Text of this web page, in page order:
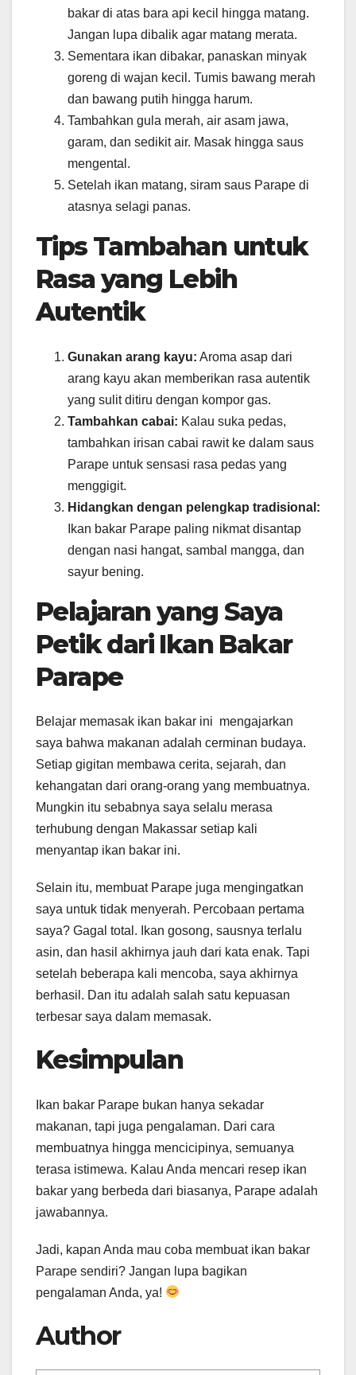
bakar di atas bara api kecil hingga matang.
Jangan lupa dibalik agar matang merata.
Sementara ikan dibakar, panaskan minyak
goreng di wajan kecil. Tumis bawang merah
dan bawang putih hingga harum.
Tambahkan gula merah, air asam jawa,
garam, dan sedikit air. Masak hingga saus
mengental.
Setelah ikan matang, siram saus Parape di
atasnya selagi panas.
Tips Tambahan untuk
Rasa yang Lebih
Autentik
Gunakan arang kayu: Aroma asap dari
arang kayu akan memberikan rasa autentik
yang sulit ditiru dengan kompor gas.
Tambahkan cabai: Kalau suka pedas,
tambahkan irisan cabai rawit ke dalam saus
Parape untuk sensasi rasa pedas yang
menggigit.
Hidangkan dengan pelengkap tradisional:
Ikan bakar Parape paling nikmat disantap
dengan nasi hangat, sambal mangga, dan
sayur bening.
Pelajaran yang Saya
Petik dari Ikan Bakar
Parape
Belajar memasak ikan bakar ini mengajarkan
saya bahwa makanan adalah cerminan budaya.
Setiap gigitan membawa cerita, sejarah, dan
kehangatan dari orang-orang yang membuatnya.
Mungkin itu sebabnya saya selalu merasa
terhubung dengan Makassar setiap kali
menyantap ikan bakar ini.
Selain itu, membuat Parape juga mengingatkan
saya untuk tidak menyerah. Percobaan pertama
saya? Gagal total. Ikan gosong, sausnya terlalu
asin, dan hasil akhirnya jauh dari kata enak. Tapi
setelah beberapa kali mencoba, saya akhirnya
berhasil. Dan itu adalah salah satu kepuasan
terbesar saya dalam memasak.
Kesimpulan
Ikan bakar Parape bukan hanya sekadar
makanan, tapi juga pengalaman. Dari cara
membuatnya hingga mencicipinya, semuanya
terasa istimewa. Kalau Anda mencari resep ikan
bakar yang berbeda dari biasanya, Parape adalah
jawabannya.
Jadi, kapan Anda mau coba membuat ikan bakar
Parape sendiri? Jangan lupa bagikan
pengalaman Anda, ya!
Author